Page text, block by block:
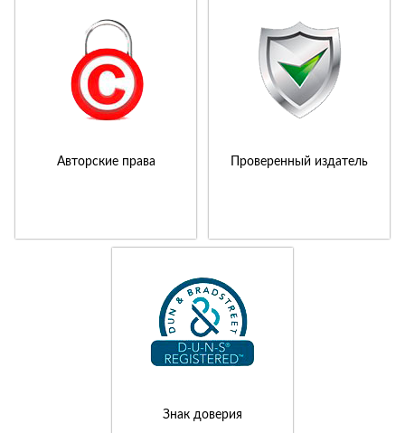
Авторские права Проверенный издатель
Знак доверия